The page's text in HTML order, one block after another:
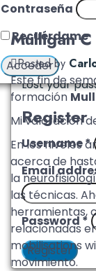
Password
Lost your
Register
Username*
Email
Password*
Register
Contraseña
Recuérdame
Mulligan C
Posted by
Este fin de
formación
Mi valoración
En los niveles
acerca de
la
las técnicas.
herramientas,
relacionadas
mobilisations
movimiento.